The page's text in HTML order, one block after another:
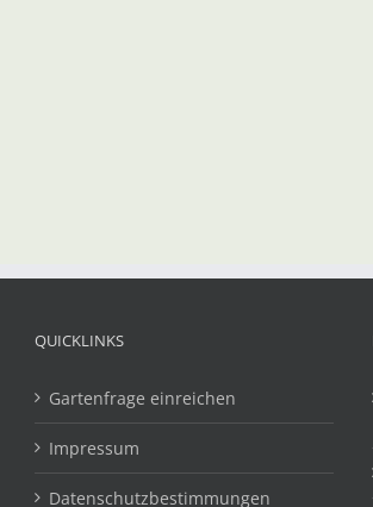
QUICKLINKS
Gartenfrage einreichen
Impressum
Datenschutzbestimmungen